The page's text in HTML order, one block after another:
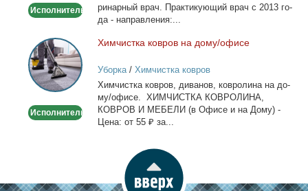
дом
Исполнитель
ри­нар­ный врач. Прак­ти­ку­ю­щий врач с 2013 го­
да - на­прав­ле­ния:...
Химчистка
ковров
на
дому/
Исполнитель
Хим­чист­ка ков­ров на до­му/офи­се
Уборка/ Химчистка ковров
Хим­чист­ка ков­ров, ди­ва­нов, ков­ро­ли­на на до­
му/офи­се. ХИМЧИСТКА КОВРОЛИНА,
КОВРОВ И МЕБЕЛИ (в Офи­се и на До­му) -
Це­на: от 55 ₽ за...